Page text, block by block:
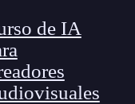
de IA